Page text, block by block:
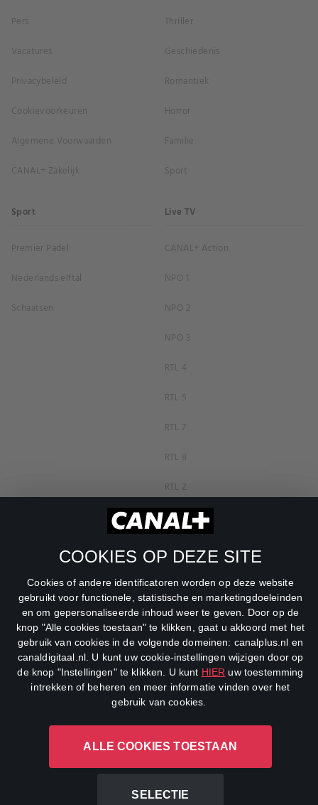
COOKIES OP DEZE SITE
Cookies of andere identificatoren worden op deze website
gebruikt voor functionele, statistische en marketingdoeleinden
en om gepersonaliseerde inhoud weer te geven. Door op de
knop "Alle cookies toestaan" te klikken, gaat u akkoord met het
gebruik van cookies in de volgende domeinen: canalplus.nl en
canaldigitaal.nl. U kunt uw cookie-instellingen wijzigen door op
de knop "Instellingen" te klikken. U kunt HIER uw toestemming
intrekken of beheren en meer informatie vinden over het
gebruik van cookies.
ALLE COOKIES TOESTAAN
SELECTIE
Pers
Vacatures
Privacybeleid
Cookievoorkeuren
Algemene Voorwaarden
CANAL+ Zakelijk
Thriller
Geschiedenis
Romantiek
Horror
Familie
Sport
Sport
Premier Padel
Nederlands elftal
Schaatsen
Live TV
CANAL+ Action
NPO 1
NPO 2
NPO 3
RTL 4
RTL 5
RTL 7
RTL 8
RTL Z
SBS6
Net5
DreamWorks Channel
CANAL+ Luxembourg S. à r.l., Rue Albert Borschette 4, L-1246
Luxembourg R.C.S.
Luxembourg: B 87.905